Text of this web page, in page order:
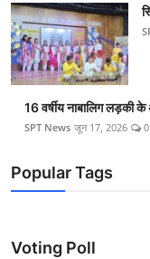
16 वर्षीय नाबालिग लड़की
SPT News जून 17, 2026 0
Popular Tags
Voting Poll